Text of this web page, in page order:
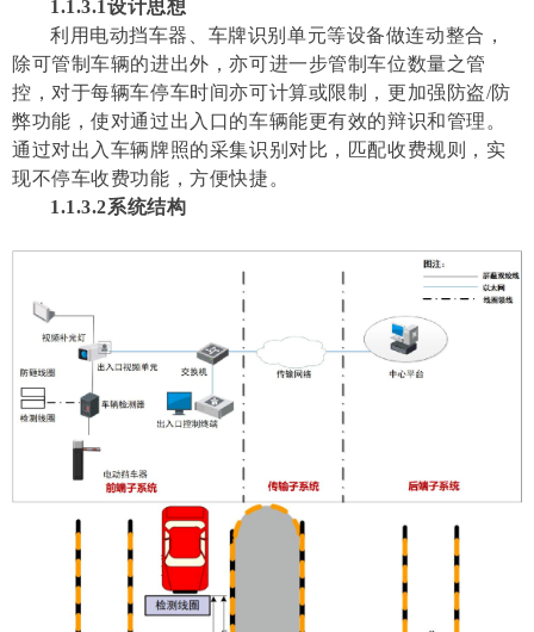
1.1.3.1设计思想
利用电动挡车器、车牌识别单元等设备做连动整合，
除可管制车辆的进出外，亦可进一步管制车位数量之管
控，对于每辆车停车时间亦可计算或限制，更加强防盗/防
弊功能，使对通过出入口的车辆能更有效的辩识和管理。
通过对出入车辆牌照的采集识别对比，匹配收费规则，实
现不停车收费功能，方便快捷。
1.1.3.2系统结构